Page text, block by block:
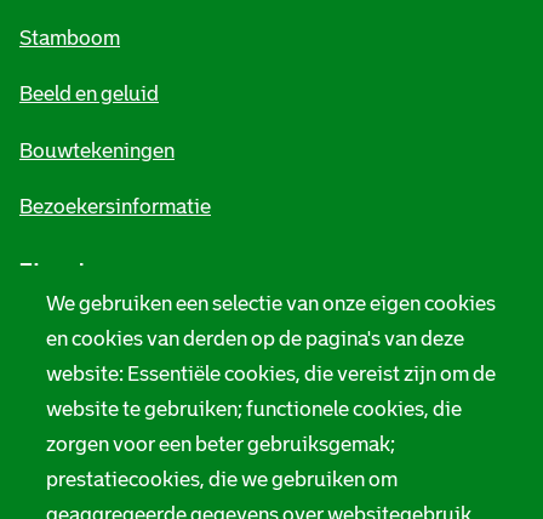
We gebruiken een selectie van onze eigen cookies
en cookies van derden op de pagina's van deze
website: Essentiële cookies, die vereist zijn om de
website te gebruiken; functionele cookies, die
zorgen voor een beter gebruiksgemak;
prestatiecookies, die we gebruiken om
m
Stamboom
Beeld en geluid
Bouwtekeningen
Bezoekersinformatie
Zie ook
Privacy
Digitale toegankelijkheid
Servicenormen